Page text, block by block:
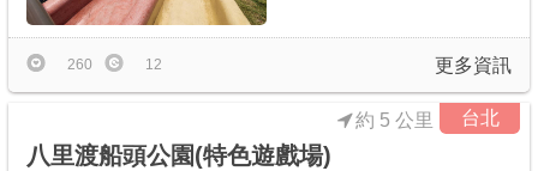
更多資訊
260 12
台北
約 5 公里
八里渡船頭公園(特色遊戲場)